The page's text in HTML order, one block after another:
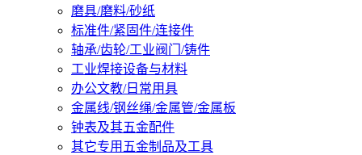
磨具/磨料/砂纸
标准件/紧固件/连接件
轴承/齿轮/工业阀门/铸件
工业焊接设备与材料
办公文教/日常用具
金属线/钢丝绳/金属管/金属板
钟表及其五金配件
其它专用五金制品及工具